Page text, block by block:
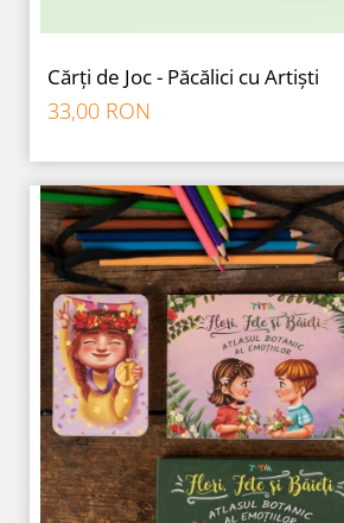
Cărți de Joc - Păcălici cu Artiști
33,00 RON